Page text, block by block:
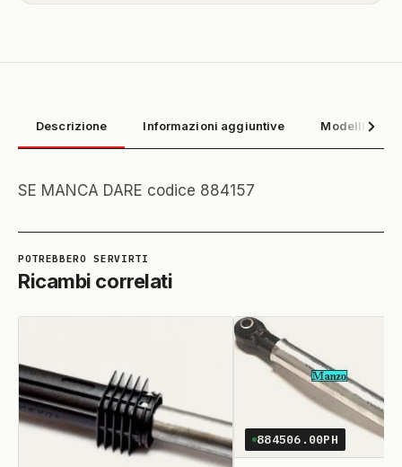
Descrizione Informazioni aggiuntive Modelli
SE MANCA DARE codice 884157
Ricambi correlati
884506.00PH